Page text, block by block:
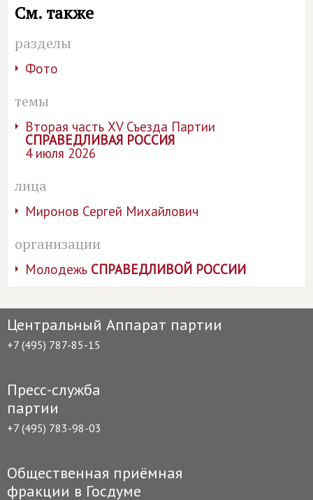
См. также
разделы
Фото
темы
Вторая часть XV Съезда Партии
СПРАВЕДЛИВАЯ РОССИЯ
4 июля 2026
лица
Миронов Сергей Михайлович
организации
Молодежь СПРАВЕДЛИВОЙ РОССИИ
Центральный Аппарат партии
+7 (495) 787-85-15
Пресс-служба
партии
+7 (495) 783-98-03
Общественная приёмная
фракции в Госдуме